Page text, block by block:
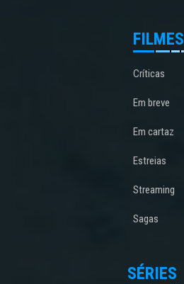
FILMES
Críticas
Em breve
Em cartaz
Estreias
Streaming
Sagas
SÉRIES